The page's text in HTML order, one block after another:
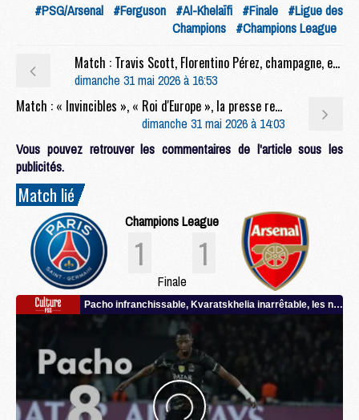
#PSG/Arsenal #Ferguson #Al-Khelaïfi #Finale #Ligue des
Champions #Champions League
Match : Travis Scott, Florentino Pérez, champagne, etc : la nuit parisienne après PSG/Arsenal
dimanche 31 mai 2026 à 16:53
Match : « Invincibles », « Roi d'Europe », la presse rend hommage au PSG et à Luis Enrique
dimanche 31 mai 2026 à 14:03
Vous pouvez retrouver les commentaires de l'article sous les
publicités.
Match lié
Champions League
1 1
Finale